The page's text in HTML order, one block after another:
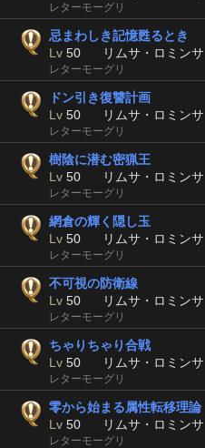
レターモーグリ
忌まわしき記憶甦るとき
Lv 50 リムサ・ロミンサ
レターモーグリ
ドン引き復讐計画
Lv 50 リムサ・ロミンサ
レターモーグリ
樹陰に潜む密猟王
Lv 50 リムサ・ロミンサ
レターモーグリ
網倉の輝く隠し玉
Lv 50 リムサ・ロミンサ
レターモーグリ
不可視の防衛線
Lv 50 リムサ・ロミンサ
レターモーグリ
ちゃりちゃり合戦
Lv 50 リムサ・ロミンサ
レターモーグリ
零から始まる属性転移理論
Lv 50 リムサ・ロミンサ
レターモーグリ